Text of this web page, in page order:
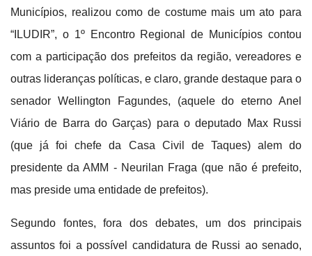
Municípios, realizou como de costume mais um ato para
“ILUDIR”, o 1º Encontro Regional de Municípios contou
com a participação dos prefeitos da região, vereadores e
outras lideranças políticas, e claro, grande destaque para o
senador Wellington Fagundes, (aquele do eterno Anel
Viário de Barra do Garças) para o deputado Max Russi
(que já foi chefe da Casa Civil de Taques) alem do
presidente da AMM - Neurilan Fraga (que não é prefeito,
mas preside uma entidade de prefeitos).
Segundo fontes, fora dos debates, um dos principais
assuntos foi a possível candidatura de Russi ao senado,